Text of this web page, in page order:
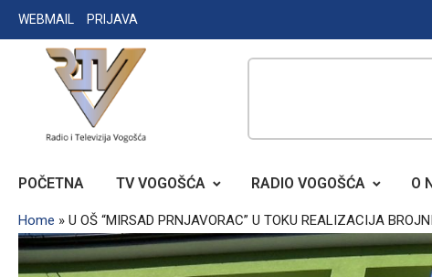
Skip
to
WEBMAIL PRIJAVA
RADIO TELEVIZIJA VOGOŠĆA
POČETNA TV VOGOŠĆA RADIO VOGOŠĆA O
Home » U OŠ “MIRSAD PRNJAVORAC” U TOKU REALIZACIJA